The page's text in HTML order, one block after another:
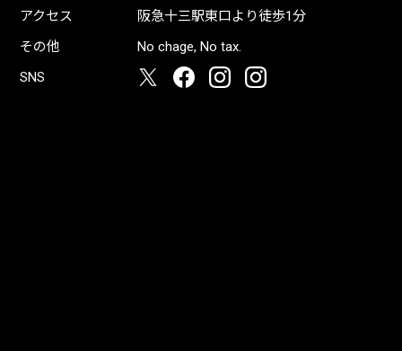
アクセス
阪急十三駅東口より徒歩1分
その他
No chage, No tax.
SNS